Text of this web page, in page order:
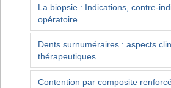
La biopsie : Indications, contre-
opératoire
Dents surnuméraires : aspects
thérapeutiques
Contention par composite